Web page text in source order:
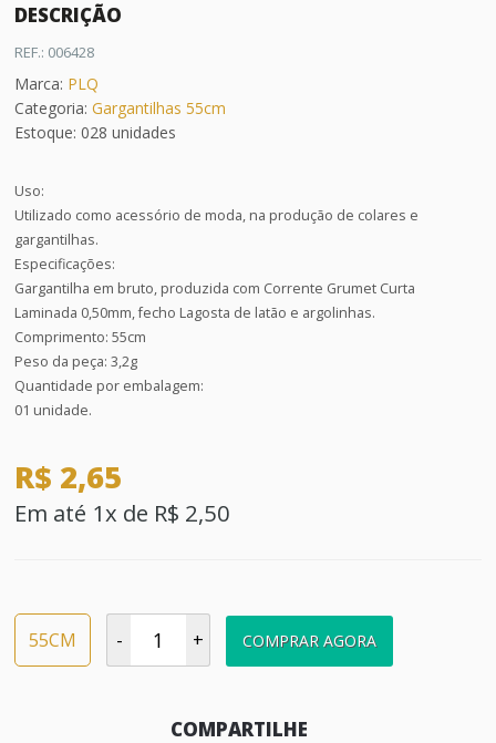
DESCRIÇÃO
REF.: 006428
Marca: PLQ
Categoria:Gargantilhas 55cm
Estoque: 028 unidades
Uso:
Utilizado como acessório de moda, na produção de colares e
gargantilhas.
Especificações:
Gargantilha em bruto, produzida com Corrente Grumet Curta
Laminada 0,50mm, fecho Lagosta de latão e argolinhas.
Comprimento: 55cm
Peso da peça: 3,2g
Quantidade por embalagem:
01 unidade.
R$ 2,65
Em até 1x de R$ 2,50
55CM - + COMPRAR AGORA
COMPARTILHE